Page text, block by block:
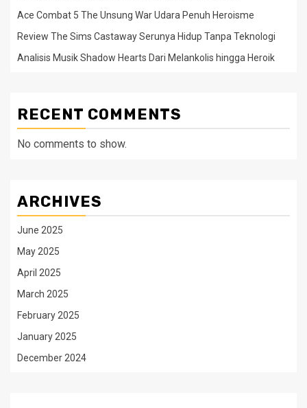
Ace Combat 5 The Unsung War Udara Penuh Heroisme
Review The Sims Castaway Serunya Hidup Tanpa Teknologi
Analisis Musik Shadow Hearts Dari Melankolis hingga Heroik
RECENT COMMENTS
No comments to show.
ARCHIVES
June 2025
May 2025
April 2025
March 2025
February 2025
January 2025
December 2024